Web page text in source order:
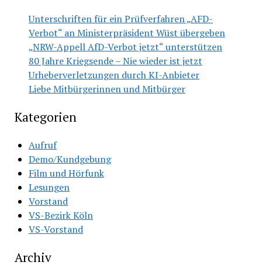
Unterschriften für ein Prüfverfahren „AFD-
Verbot“ an Ministerpräsident Wüst übergeben
„NRW-Appell AfD-Verbot jetzt“ unterstützen
80 Jahre Kriegsende – Nie wieder ist jetzt
Urheberverletzungen durch KI-Anbieter
Liebe Mitbürgerinnen und Mitbürger
Kategorien
Aufruf
Demo/Kundgebung
Film und Hörfunk
Lesungen
Vorstand
VS-Bezirk Köln
VS-Vorstand
Archiv